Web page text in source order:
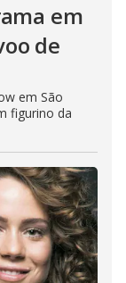
em
de
em São
figurino da